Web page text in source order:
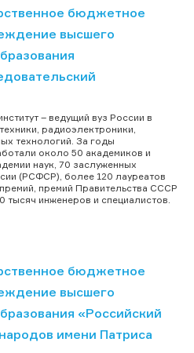
бюджетное
высшего
– ведущий вуз России в
радиоэлектроники,
технологий. За годы
около 50 академиков и
наук, 70 заслуженных
(РСФСР), более 120 лауреатов
премий Правительства СССР
инженеров и специалистов.
бюджетное
высшего
«Российский
имени Патриса